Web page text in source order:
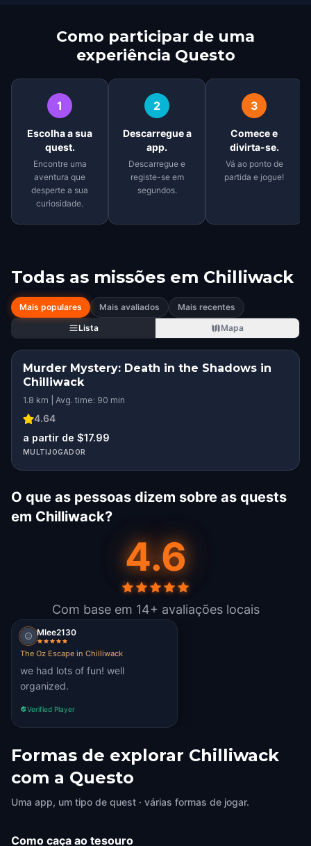
Como participar de uma
experiência Questo
1
Escolha a sua
quest.
Encontre uma
aventura que
desperte a sua
curiosidade.
2
Descarregue a
app.
Descarregue e
registe-se em
segundos.
3
Comece e
divirta-se.
Vá ao ponto de
partida e jogue!
Todas as missões em Chilliwack
Mais populares Mais avaliados
Mais recentes
Lista
Mapa
Murder Mystery: Death in the Shadows in
Chilliwack
1.8 km | Avg. time: 90 min
4.64
a partir de $17.99
MULTIJOGADOR
O que as pessoas dizem sobre as quests
em Chilliwack?
4.6
Com base em 14+ avaliações locais
Mlee2130
The Oz Escape in Chilliwack
we had lots of fun! well
organized.
Verified Player
Formas de explorar Chilliwack
com a Questo
Uma app, um tipo de quest · várias formas de jogar.
Como caça ao tesouro